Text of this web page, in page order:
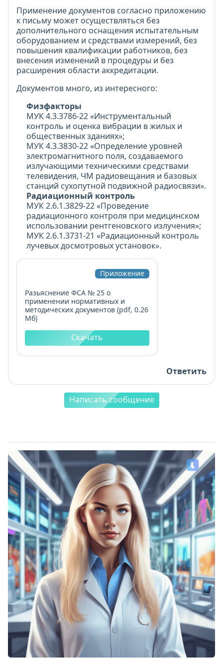
Применение документов согласно приложению
к письму может осуществляться без
дополнительного оснащения испытательным
оборудованием и средствами измерений, без
повышения квалификации работников, без
внесения изменений в процедуры и без
расширения области аккредитации.
Документов много, из интересного:
Физфакторы
МУК 4.3.3786-22 «Инструментальный
контроль и оценка вибрации в жилых и
общественных зданиях»;
МУК 4.3.3830-22 «Определение уровней
электромагнитного поля, создаваемого
излучающими техническими средствами
телевидения, ЧМ радиовещания и базовых
станций сухопутной подвижной радиосвязи».
Радиационный контроль
МУК 2.6.1.3829-22 «Проведение
радиационного контроля при медицинском
использовании рентгеновского излучения»;
МУК 2.6.1.3731-21 «Радиационный контроль
лучевых досмотровых установок».
Приложение
Разьяснение ФСА № 25 о
применении нормативных и
методических документов (pdf, 0.26
Мб)
Скачать
Ответить
Написать сообщение